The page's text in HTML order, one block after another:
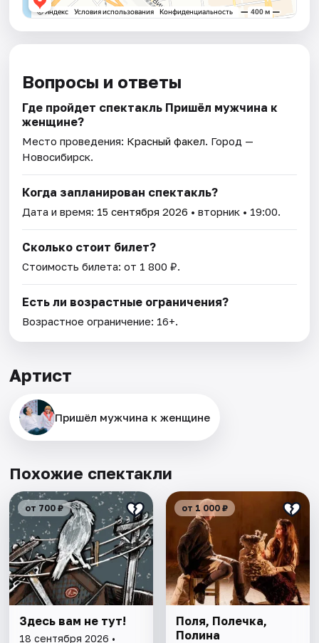
Вопросы и ответы
Где пройдет спектакль Пришёл мужчина к
женщине?
Место проведения: Красный факел. Город —
Новосибирск.
Когда запланирован спектакль?
Дата и время: 15 сентября 2026 • вторник • 19:00.
Сколько стоит билет?
Стоимость билета: от 1 800 ₽.
Есть ли возрастные ограничения?
Возрастное ограничение: 16+.
Артист
Пришёл мужчина к женщине
Похожие спектакли
от 700 ₽
Здесь вам не тут!
18 сентября 2026 •
от 1 000 ₽
Поля, Полечка,
Полина